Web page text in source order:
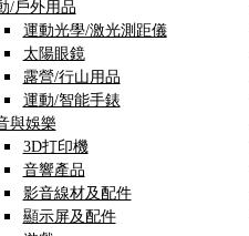
/戶外用品
運動光學/激光測距儀
太陽眼鏡
露營/行山用品
運動/智能手錶
與娛樂
3D打印機
音響產品
影音線材及配件
顯示屏及配件